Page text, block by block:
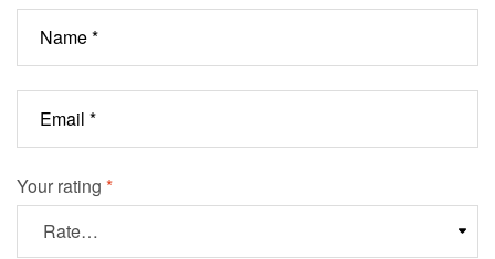
Your rating *